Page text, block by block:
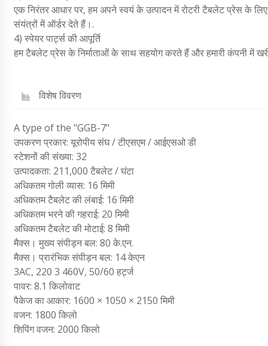
एक निरंतर आधार पर, हम अपने स्वयं के उत्पादन में रोटरी टैबलेट प्रेस के
संयंत्रों में ऑर्डर देते हैं।.
4) स्पेयर पार्ट्स की आपूर्ति
हम टैबलेट प्रेस के निर्माताओं के साथ सहयोग करते हैं और हमारी कंपनी में
विशेष विवरण
A type of the "GGB-7"
उपकरण प्रकार: यूरोपीय संघ / टीएसएम / आईएसओ डी
स्टेशनों की संख्या: 32
उत्पादकता: 211,000 टैबलेट / घंटा
अधिकतम गोली व्यास: 16 मिमी
अधिकतम टैबलेट की लंबाई: 16 मिमी
अधिकतम भरने की गहराई: 20 मिमी
अधिकतम टैबलेट की मोटाई: 8 मिमी
मैक्स। मुख्य संपीड़न बल: 80 के.एन.
मैक्स। प्रारंभिक संपीड़न बल: 14 केएन
3AC, 220 3 460V, 50/60 हर्ट्ज
पावर: 8.1 किलोवाट
पैकेज का आकार: 1600 × 1050 × 2150 मिमी
वजन: 1800 किलो
शिपिंग वजन: 2000 किलो